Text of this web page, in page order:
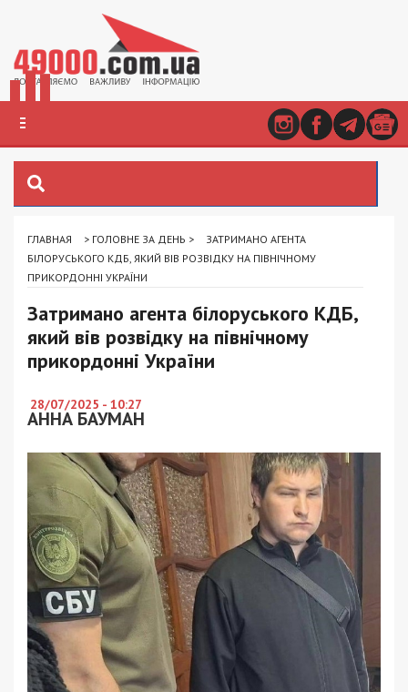
ГЛАВНАЯ > ГОЛОВНЕ ЗА ДЕНЬ >
ЗАТРИМАНО АГЕНТА
БІЛОРУСЬКОГО КДБ, ЯКИЙ ВІВ РОЗВІДКУ НА ПІВНІЧНОМУ
ПРИКОРДОННІ УКРАЇНИ
Затримано агента білоруського КДБ,
який вів розвідку на північному
прикордонні України
28/07/2025 - 10:27
АННА БАУМАН